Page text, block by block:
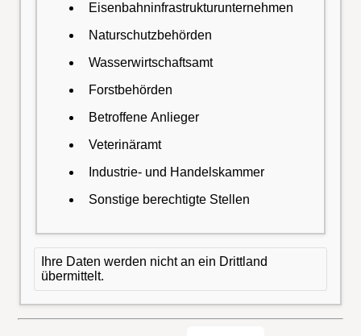
Eisenbahninfrastrukturunternehmen
Naturschutzbehörden
Wasserwirtschaftsamt
Forstbehörden
Betroffene Anlieger
Veterinäramt
Industrie- und Handelskammer
Sonstige berechtigte Stellen
Ihre Daten werden nicht an ein Drittland
übermittelt.